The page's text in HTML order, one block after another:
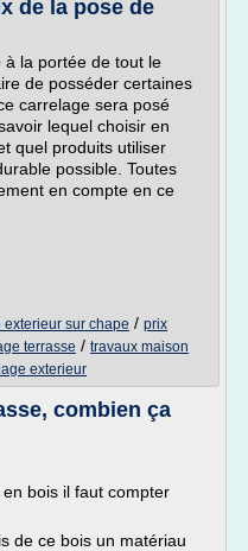
de la pose de
à la portée de tout le
de posséder certaines
carrelage sera posé
lequel choisir en
quel produits utiliser
possible. Toutes
en compte en ce
sur chape / prix
terrasse / travaux maison
exterieur
combien ça
bois il faut compter
de ce bois un matériau